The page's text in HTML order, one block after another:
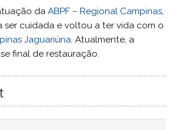
da ABPF – Regional Campinas
ser cuidada e voltou a ter vida com o
Jaguariúna . Atualmente, a
final de restauração.